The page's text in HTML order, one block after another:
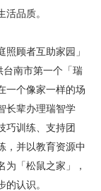
品质。
顾者互助家园」
台南市第一个「瑞
一个像家一样的场
长辈办理瑞智学
巧训练、支持团
，并以教育资源中
「松鼠之家」，
认识。